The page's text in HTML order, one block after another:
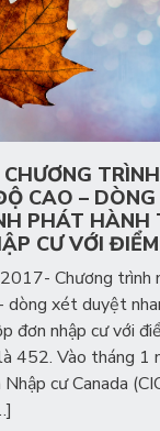
CAO – DÒNG
PHÁT HÀNH
CƯ VỚI
Chương trình
dòng xét duyệt
đơn nhập cư với
452. Vào tháng 1
cư Canada